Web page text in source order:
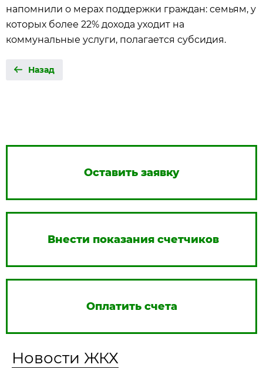
напомнили о мерах поддержки граждан: семьям, у
которых более 22% дохода уходит на
коммунальные услуги, полагается субсидия.
Назад
Оставить заявку
Внести показания счетчиков
Оплатить счета
Новости ЖКХ